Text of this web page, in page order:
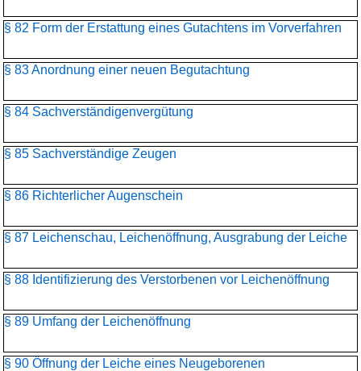
§ 82 Form der Erstattung eines Gutachtens im Vorverfahren
§ 83 Anordnung einer neuen Begutachtung
§ 84 Sachverständigenvergütung
§ 85 Sachverständige Zeugen
§ 86 Richterlicher Augenschein
§ 87 Leichenschau, Leichenöffnung, Ausgrabung der Leiche
§ 88 Identifizierung des Verstorbenen vor Leichenöffnung
§ 89 Umfang der Leichenöffnung
§ 90 Öffnung der Leiche eines Neugeborenen